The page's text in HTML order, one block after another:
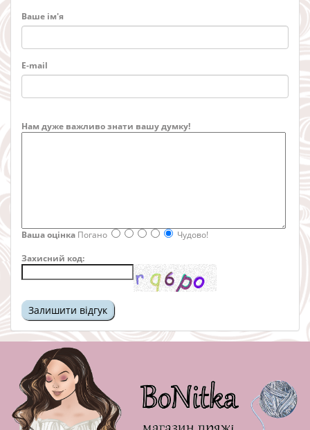
Ваше ім'я
E-mail
Нам дуже важливо знати вашу думку!
Ваша оцінка Погано
Чудово!
Захисний код: